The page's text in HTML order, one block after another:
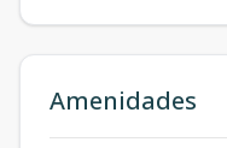
Amenidades